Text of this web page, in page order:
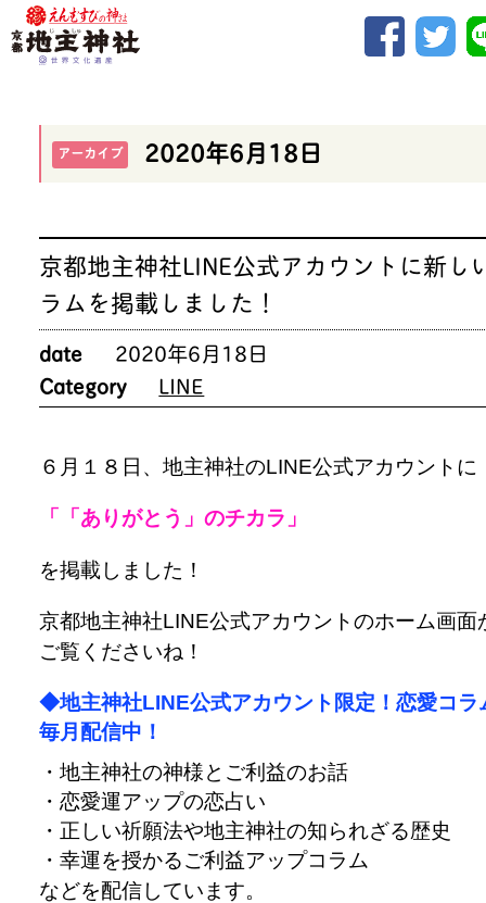
アーカイブ 2020年6月18日
京都地主神社LINE公式アカウントに新し
ラムを掲載しました！
date
2020年6月18日
Category
LINE
６月１８日、地主神社のLINE公式アカウントに
「「ありがとう」のチカラ」
を掲載しました！
京都地主神社LINE公式アカウントのホーム画面
ご覧くださいね！
◆地主神社LINE公式アカウント限定！恋愛コラ
毎月配信中！
・地主神社の神様とご利益のお話
・恋愛運アップの恋占い
・正しい祈願法や地主神社の知られざる歴史
・幸運を授かるご利益アップコラム
などを配信しています。